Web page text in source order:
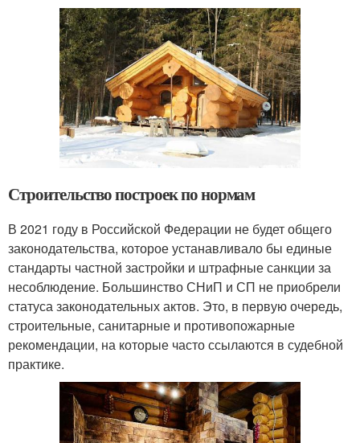
Строительство построек по нормам
В 2021 году в Российской Федерации не будет общего
законодательства, которое устанавливало бы единые
стандарты частной застройки и штрафные санкции за
несоблюдение. Большинство СНиП и СП не приобрели
статуса законодательных актов. Это, в первую очередь,
строительные, санитарные и противопожарные
рекомендации, на которые часто ссылаются в судебной
практике.